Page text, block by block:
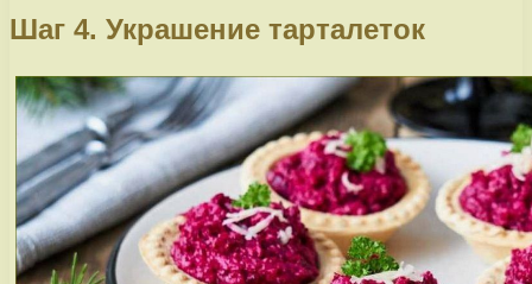
Шаг 4. Украшение тарталеток